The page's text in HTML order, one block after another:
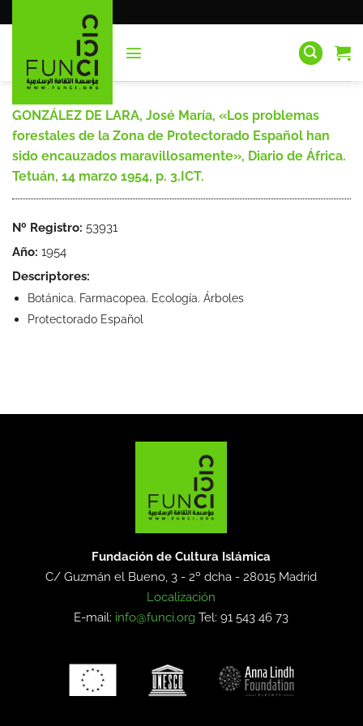
al
GONZÁLEZ DE LARA, José María, «Los problemas
forestales de la Zona de Protectorado Español han
sido encauzados maravillosamente», Diario de África.
Tetuán, 14 marzo 1954, p. 3.ICT.
Nº Registro: 53931
Año: 1954
Descriptores:
Botánica. Farmacopea. Ecología. Árboles
Protectorado Español
Fundación de Cultura Islámica
C/ Guzmán el Bueno, 3 - 2º dcha -28015 Madrid
Localización
E-mail: info@funci.org Tel: 91 543 46 73